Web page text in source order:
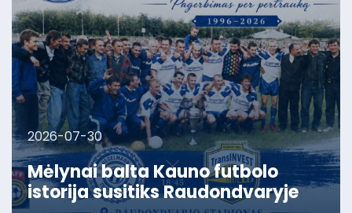
2026-07-30
Mėlynai balta Kauno futbolo
istorija susitiks Raudondvaryje